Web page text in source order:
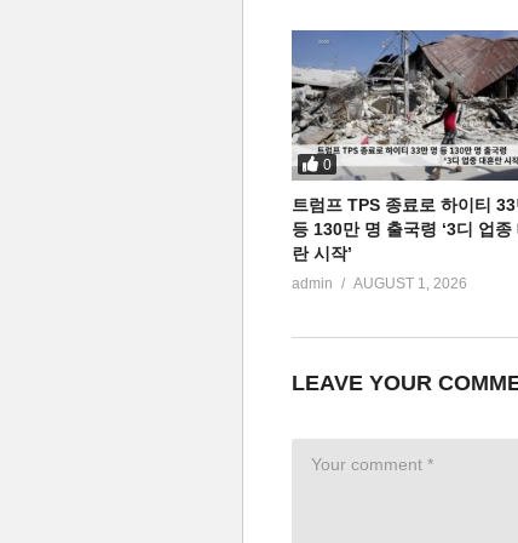
0
트럼프 TPS 종료로 하이티
등 130만 명 출국령 ‘3디 업종
란 시작’
admin AUGUST 1, 2026
LEAVE YOUR